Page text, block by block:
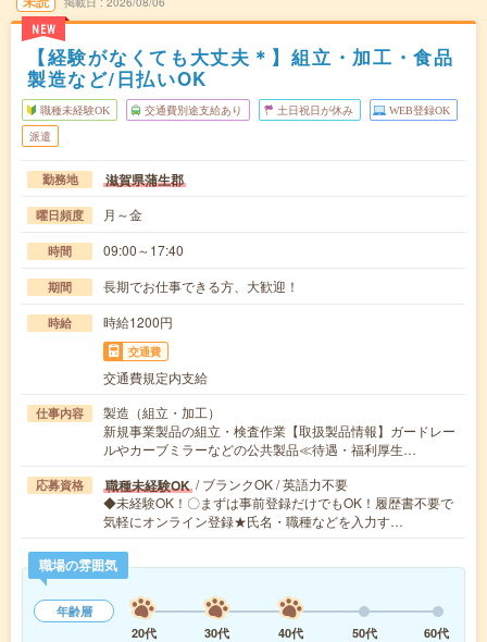
NEW
【経験がなくても大丈夫＊】組立・加工・食品
製造など/日払いOK
職種未経験OK 交通費別途支給あり 土日祝日が休み WEB登録OK
派遣
勤務地 滋賀県蒲生郡
曜日頻度 月～金
時間 09:00～17:40
期間 長期でお仕事できる方、大歓迎！
時給 時給1200円
交通費
交通費規定内支給
仕事内容
製造（組立・加工）
新規事業製品の組立・検査作業【取扱製品情報】ガードレー
ルやカーブミラーなどの公共製品≪待遇・福利厚生…
応募資格 職種未経験OK / ブランクOK / 英語力不要
◆未経験OK！〇まずは事前登録だけでもOK！履歴書不要で
気軽にオンライン登録★氏名・職種などを入力す…
職場の雰囲気
年齢層
20代
30代 40代 50代 60代